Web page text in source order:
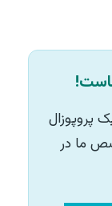
پروپوزال
ما در